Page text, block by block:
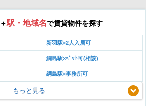
駅・地域名で賃貸物件を探す
新羽駅×2人入居可
綱島駅×ﾍﾟｯﾄ可(相談)
綱島駅×事務所可
もっと見る